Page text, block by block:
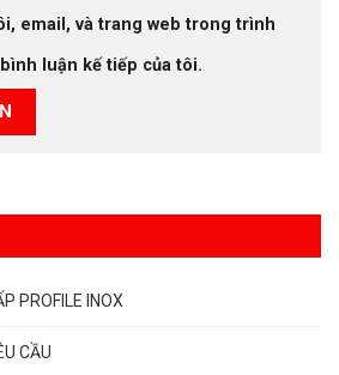
email, và trang web trong trình
luận kế tiếp của tôi.
PROFILE INOX
CẦU